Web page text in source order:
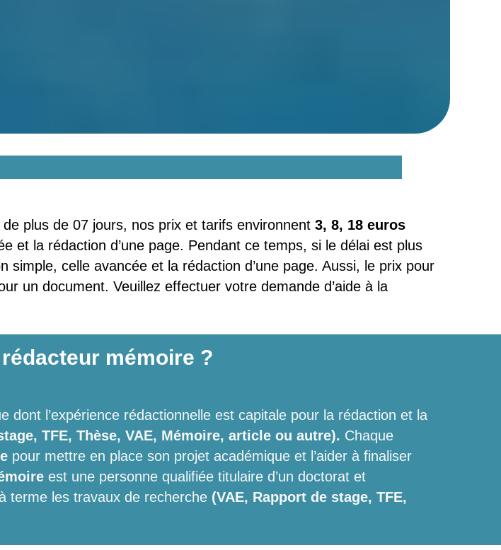
plus de 07 jours, nos prix et tarifs environnent 3, 8, 18 euros
et la rédaction d’une page. Pendant ce temps, si le délai est plus
simple, celle avancée et la rédaction d’une page. Aussi, le prix pour
un document. Veuillez effectuer votre demande d’aide à la
mémoire ?
dont l’expérience rédactionnelle est capitale pour la rédaction et la
TFE, Thèse, VAE, Mémoire, article ou autre). Chaque
pour mettre en place son projet académique et l’aider à finaliser
est une personne qualifiée titulaire d’un doctorat et
terme les travaux de recherche (VAE, Rapport de stage, TFE,